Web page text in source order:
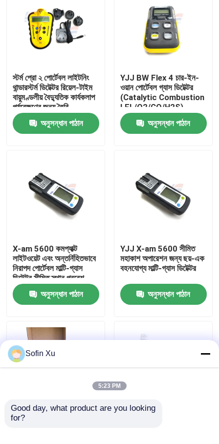
আমাদের সম্বন্ধে
কারখানা পরিদর্শন
আমাদের সাথে যোগাযোগ
মামলা
স্টর্ম প্রো ২ পোর্টেবল লাইটনিং
থান্ডারস্টর্ম ডিটেক্টর রিয়েল-টাইম
বায়ুমণ্ডলীয় বৈদ্যুতিক কার্যকলাপ
পর্যবেক্ষণের জন্য তৈরি
অনুসন্ধান পাঠান
YJJ BW Flex 4 চার-ইন-
ওয়ান পোর্টেবল গ্যাস ডিটেক্টর
(Catalytic Combustion
LEL/O2/CO/H2S)
অনুসন্ধান পাঠান
X-am 5600 কমপ্যাক্ট
লাইটওয়েট এবং অন্তর্নিহিতভাবে
নিরাপদ পোর্টেবল মাল্টি-গ্যাস
ডিটেক্টর সীমিত স্থান প্রবেশ
নিরীক্ষণের জন্য
অনুসন্ধান পাঠান
YJJ X-am 5600 সীমিত
মহাকাশ অপারেশন জন্য ছয়-এক
বহনযোগ্য মাল্টি-গ্যাস ডিটেক্টর
অনুসন্ধান পাঠান
এক্স-এএম ৫৬০০ পোর্টেবল ৬-
Sofin Xu
5:23 PM
Good day, what product are you looking
for?